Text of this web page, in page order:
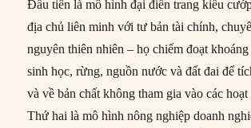
Đầu tiên là mô hình đại điền trang kiểu
địa chủ liên minh với tư bản tài chính,
nguyên thiên nhiên – họ chiếm đoạt khoáng
sinh học, rừng, nguồn nước và đất đai để
và về bản chất không tham gia vào các hoạt
Thứ hai là mô hình nông nghiệp doanh